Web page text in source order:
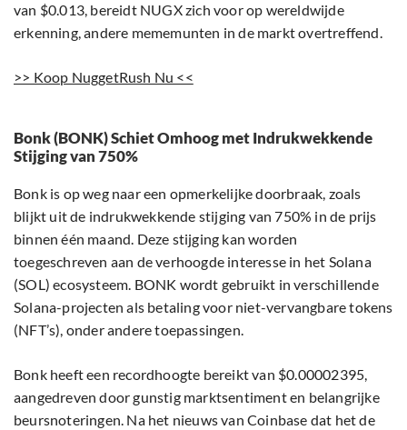
van $0.013, bereidt NUGX zich voor op wereldwijde
erkenning, andere mememunten in de markt overtreffend.
>> Koop NuggetRush Nu <<
Bonk (BONK) Schiet Omhoog met Indrukwekkende
Stijging van 750%
Bonk is op weg naar een opmerkelijke doorbraak, zoals
blijkt uit de indrukwekkende stijging van 750% in de prijs
binnen één maand. Deze stijging kan worden
toegeschreven aan de verhoogde interesse in het Solana
(SOL) ecosysteem. BONK wordt gebruikt in verschillende
Solana-projecten als betaling voor niet-vervangbare tokens
(NFT’s), onder andere toepassingen.
Bonk heeft een recordhoogte bereikt van $0.00002395,
aangedreven door gunstig marktsentiment en belangrijke
beursnoteringen. Na het nieuws van Coinbase dat het de